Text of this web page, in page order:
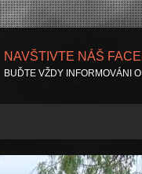
NAVŠTIVTE NÁŠ
BUĎTE VŽDY INFORMOVÁNI